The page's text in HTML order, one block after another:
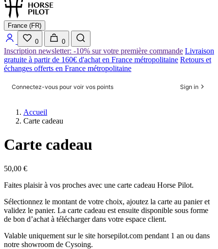
France (FR)
0 0
Inscription newsletter: -10% sur votre première commande Livraison
gratuite à partir de 160€ d'achat en France métropolitaine Retours et
échanges offerts en France métropolitaine
Connectez-vous pour voir vos points Sign in
Accueil
Carte cadeau
Carte cadeau
50,00 €
Faites plaisir à vos proches avec une carte cadeau Horse Pilot.
Sélectionnez le montant de votre choix, ajoutez la carte au panier et
validez le panier. La carte cadeau est ensuite disponible sous forme
de bon d’achat à télécharger dans votre espace client.
Valable uniquement sur le site horsepilot.com pendant 1 an ou dans
notre showroom de Cysoing.